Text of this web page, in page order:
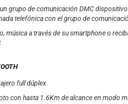
grupo de comunicación DMC
telefónica con el grupo de
música a través de su smartphone o
full dúplex
con hasta 1.6Km de alcance en modo